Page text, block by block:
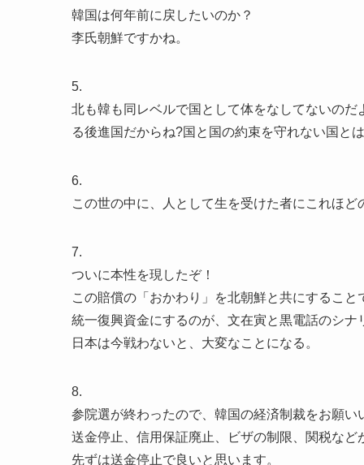
韓国は何年前に戻したいのか？
李氏朝鮮ですかね。
5.
北も韓も同レベルで国として体をなしてないの
る後進国だからね?国と国の約束を守れない国と
6.
この世の中に、人として生を受けた者にこれほ
7.
ついに本性を現したぞ！
この賠償の「おかわり」を北朝鮮と共にすること
統一復興資金にするのが、文在寅と黒電話のシナ
日本は今戦わないと、大変なことになる。
8.
参院選が終わったので、韓国の経済制裁をお願い
送金停止、信用保証廃止、ビザの制限、関税など
先ずは送金停止で良いと思います。